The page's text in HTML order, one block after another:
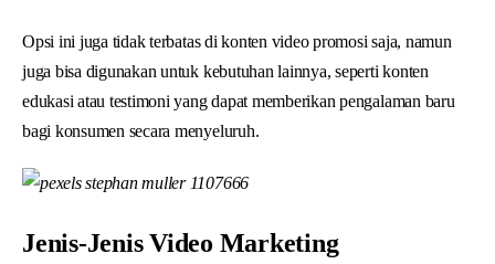
Opsi ini juga tidak terbatas di konten video promosi saja, namun
juga bisa digunakan untuk kebutuhan lainnya, seperti konten
edukasi atau testimoni yang dapat memberikan pengalaman baru
bagi konsumen secara menyeluruh.
Jenis-Jenis Video Marketing